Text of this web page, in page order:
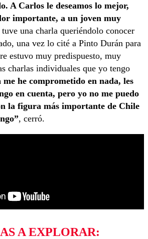
A Carlos le deseamos lo mejor,
importante, a un joven muy
una charla queriéndolo conocer
una vez lo cité a Pinto Durán para
estuvo muy predispuesto, muy
charlas individuales que yo tengo
me he comprometido en nada, les
en cuenta, pero yo no me puedo
la figura más importante de Chile
, cerró.
A EXPLORAR: